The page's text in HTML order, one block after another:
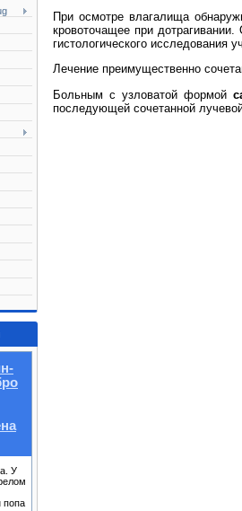
У
попа
При осмотре влагалища
кровоточащее при дотрагивании.
гистологического исследования
Лечение преимущественно
Больным с узловатой формой
последующей сочетанной